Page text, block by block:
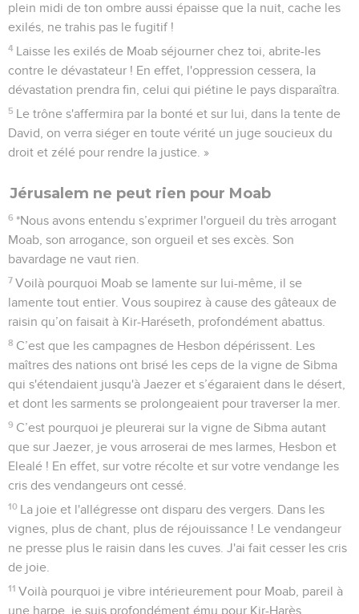
plein midi de ton ombre aussi épaisse que la nuit, cache les
exilés, ne trahis pas le fugitif !
4 Laisse les exilés de Moab séjourner chez toi, abrite-les
contre le dévastateur ! En effet, l'oppression cessera, la
dévastation prendra fin, celui qui piétine le pays disparaîtra.
5 Le trône s'affermira par la bonté et sur lui, dans la tente de
David, on verra siéger en toute vérité un juge soucieux du
droit et zélé pour rendre la justice. »
Jérusalem ne peut rien pour Moab
6 *Nous avons entendu s’exprimer l'orgueil du très arrogant
Moab, son arrogance, son orgueil et ses excès. Son
bavardage ne vaut rien.
7 Voilà pourquoi Moab se lamente sur lui-même, il se
lamente tout entier. Vous soupirez à cause des gâteaux de
raisin qu’on faisait à Kir-Haréseth, profondément abattus.
8 C’est que les campagnes de Hesbon dépérissent. Les
maîtres des nations ont brisé les ceps de la vigne de Sibma
qui s'étendaient jusqu'à Jaezer et s’égaraient dans le désert,
et dont les sarments se prolongeaient pour traverser la mer.
9 C’est pourquoi je pleurerai sur la vigne de Sibma autant
que sur Jaezer, je vous arroserai de mes larmes, Hesbon et
Elealé ! En effet, sur votre récolte et sur votre vendange les
cris des vendangeurs ont cessé.
10 La joie et l'allégresse ont disparu des vergers. Dans les
vignes, plus de chant, plus de réjouissance ! Le vendangeur
ne presse plus le raisin dans les cuves. J'ai fait cesser les cris
de joie.
11 Voilà pourquoi je vibre intérieurement pour Moab, pareil à
une harpe, je suis profondément ému pour Kir-Harès.